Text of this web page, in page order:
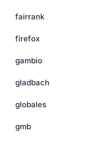
fairrank
firefox
gambio
gladbach
globales
gmb